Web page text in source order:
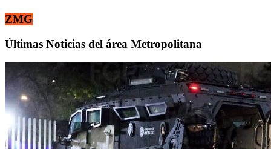
ZMG
Últimas Noticias del área Metropolitana